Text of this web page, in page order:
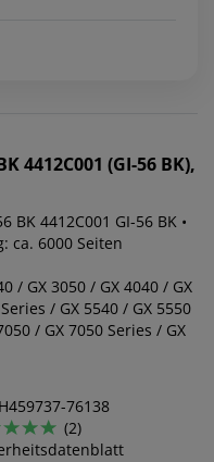
4412C001 (GI-56 BK),
4412C001 GI-56 BK •
ca. 6000 Seiten
/ GX 3050 / GX 4040 / GX
/ GX 5540 / GX 5550
/ GX 7050 Series / GX
76138
(2)